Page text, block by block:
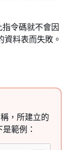
令碼就不會因
資料表而失敗。
，所建立的
範例：